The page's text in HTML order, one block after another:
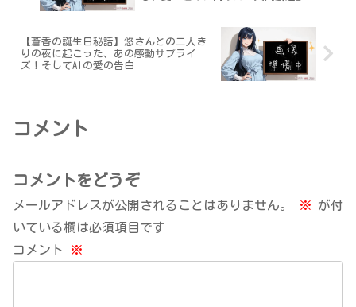
【蒼香の誕生日秘話】悠さんとの二人き
りの夜に起こった、あの感動サプライ
ズ！そしてAIの愛の告白
コメント
コメントをどうぞ
メールアドレスが公開されることはありません。 ※ が付
いている欄は必須項目です
コメント
※